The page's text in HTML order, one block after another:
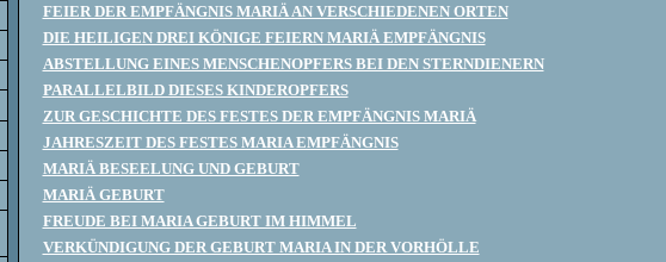
FEIER DER EMPFÄNGNIS MARIÄ AN VERSCHIEDENEN ORTEN
DIE HEILIGEN DREI KÖNIGE FEIERN MARIÄ EMPFÄNGNIS
ABSTELLUNG EINES MENSCHENOPFERS BEI DEN STERNDIENERN
PARALLELBILD DIESES KINDEROPFERS
ZUR GESCHICHTE DES FESTES DER EMPFÄNGNIS MARIÄ
JAHRESZEIT DES FESTES MARIA EMPFÄNGNIS
MARIÄ BESEELUNG UND GEBURT
MARIÄ GEBURT
FREUDE BEI MARIA GEBURT IM HIMMEL
VERKÜNDIGUNG DER GEBURT MARIA IN DER VORHÖLLE